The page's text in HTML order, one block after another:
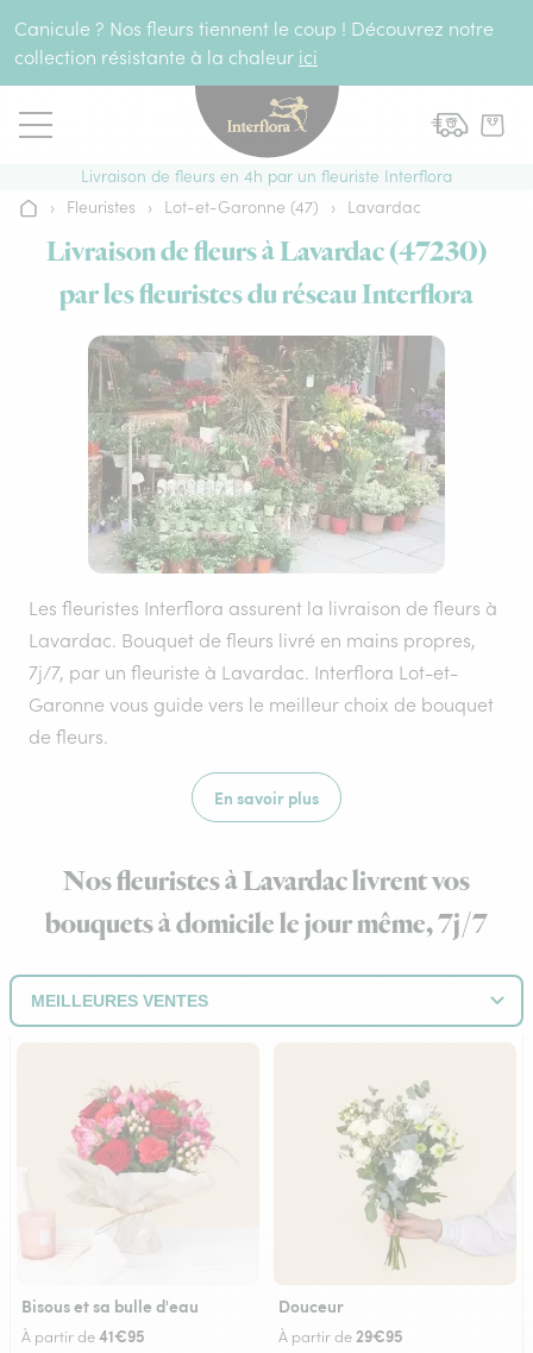
Canicule ? Nos fleurs tiennent le coup ! Découvrez notre
collection résistante à la chaleur ici
Livraison de fleurs en 4h par un fleuriste Interflora
Accueil
› Fleuristes › Lot-et-Garonne (47) › Lavardac
Livraison de fleurs à Lavardac (47230)
par les fleuristes du réseau Interflora
Les fleuristes Interflora assurent la livraison de fleurs à
Lavardac. Bouquet de fleurs livré en mains propres,
7j/7, par un fleuriste à Lavardac. Interflora Lot-et-
Garonne vous guide vers le meilleur choix de bouquet
de fleurs.
En savoir plus
Nos fleuristes à Lavardac livrent vos
bouquets à domicile le jour même, 7j/7
Bisous et sa bulle d'eau
À partir de41€95
Douceur
À partir de29€95